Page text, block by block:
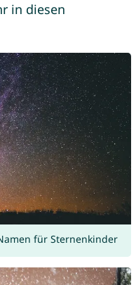
in diesen
für Sternenkinder